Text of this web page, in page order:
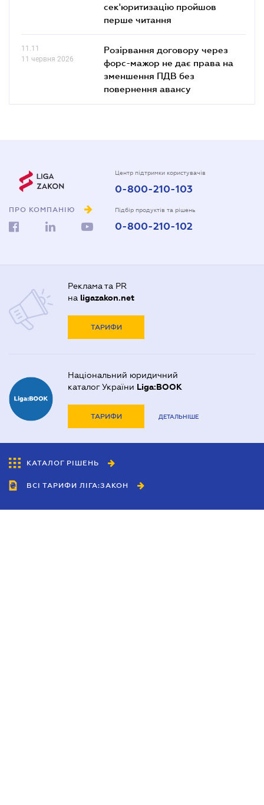
сек'юритизацію пройшов
перше читання
11.11
11 червня 2026
Розірвання договору через
форс-мажор не дає права на
зменшення ПДВ без
повернення авансу
ПРО КОМПАНІЮ
Центр підтримки користувачів
0-800-210-103
Підбір продуктів та рішень
0-800-210-102
Реклама та PR
на ligazakon.net
ТАРИФИ
Національний юридичний
каталог України Liga:BOOK
ТАРИФИ ДЕТАЛЬНІШЕ
КАТАЛОГ РІШЕНЬ
ВСІ ТАРИФИ ЛІГА:ЗАКОН